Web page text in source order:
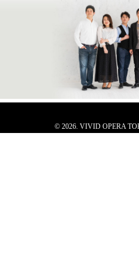
© 2026. VIVID OPERA